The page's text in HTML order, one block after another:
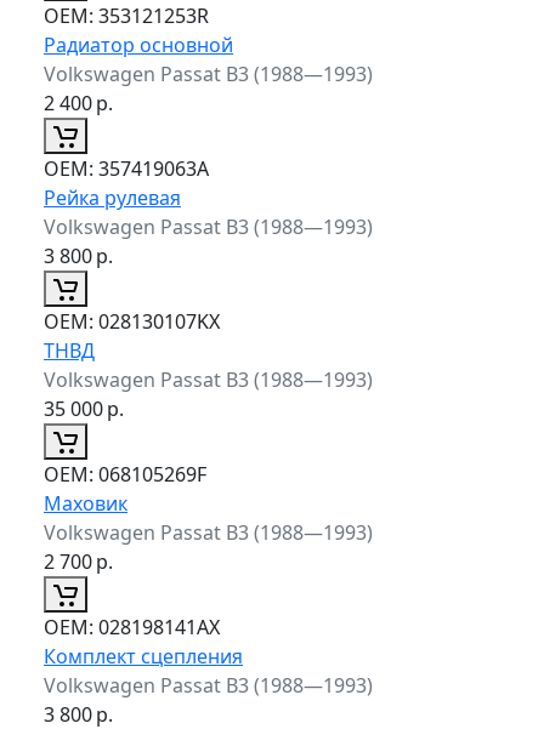
ОЕМ: 353121253R
Радиатор основной
Volkswagen Passat B3 (1988—1993)
2 400р.
ОЕМ: 357419063A
Рейка рулевая
Volkswagen Passat B3 (1988—1993)
3 800р.
ОЕМ: 028130107KX
ТНВД
Volkswagen Passat B3 (1988—1993)
35 000р.
ОЕМ: 068105269F
Маховик
Volkswagen Passat B3 (1988—1993)
2 700р.
ОЕМ: 028198141AX
Комплект сцепления
Volkswagen Passat B3 (1988—1993)
3 800р.